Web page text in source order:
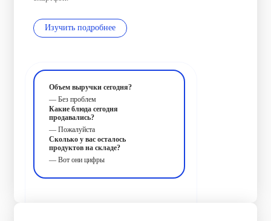
Изучить подробнее
Объем выручки сегодня?
— Без проблем
Какие блюда сегодня
продавались?
— Пожалуйста
Сколько у вас осталось
продуктов на складе?
— Вот они цифры